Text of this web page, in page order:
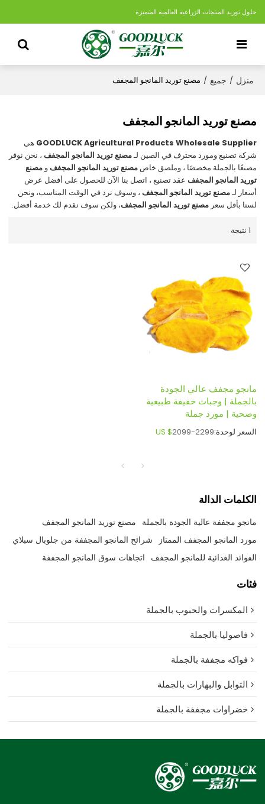
حلول توريد المنتجات الزراعية العالمية المتميزة
منزل / جميع / مصنع توريد المانجو المجفف
مصنع توريد المانجو المجفف
GOODLUCK Agricultural Products Wholesale Supplier هي
شركة تصنيع ومورد محترف في الصين لـمصنع توريد المانجو المجفف ، نحن نوفر
مصنعًا بالجملة مخصصًا ، وملصق خاصمصنع توريد المانجو المجففومصنع
توريد المانجو المجفف عقد تصنيع ، اتصل بنا الآن للحصول على أفضل عرض
أسعار لـمصنع توريد المانجو المجفف ، وسوف نرد في الوقت المناسب، ونحن
لسنا بأقل سعرمصنع توريد المانجو المجفف، ولكن سوف نقدم لك خدمة أفضل.
1 نتيجة
مانجو مجفف عالي الجودة
بالجملة | وجبات خفيفة طبيعية
وصحية | مورد جملة
السعر لوحدة: US $2099-2299
الكلمات الدالة
مانجو مجففة عالية الجودة بالجملة مصنع توريد المانجو المجفف
مورد المانجو المجفف الممتاز
شرائح المانجو المجففة من جلوبال سبلاي
الفوائد الغذائية للمانجو المجفف اتجاهات سوق المانجو المجففة
فئات
المكسرات والحبوب بالجملة
فاصوليا بالجملة
فواكه مجففة بالجملة
التوابل والبهارات بالجملة
خضراوات مجففة بالجملة